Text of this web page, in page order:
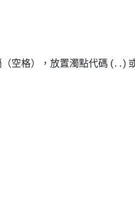
空格），放置濁點代碼 (.. )